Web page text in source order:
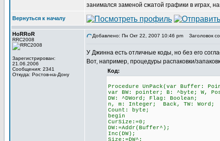
занимался заменой сжатой графики в играх,
Вернуться к началу
HoRRoR
RRC2008
Зарегистрирован:
21.06.2006
Сообщения: 2341
Откуда: Ростов-на-Дону
Добавлено: Пн Окт 22, 2007 10:46 pm Заголовок
У Джинна есть отличные коды, но без его
Вот, например, процедуры распаковки/
Код:
Procedure UnPack(var Buffer:
var BW: pointer; B: ^byte; W,
DW: ^DWord; Flag: Boolean;
n, m: Integer; Back, TW: Word;
Count: byte;
begin
CurSize:=0;
DW:=Addr(Buffer^);
Inc(DW);
Size:=DW^;